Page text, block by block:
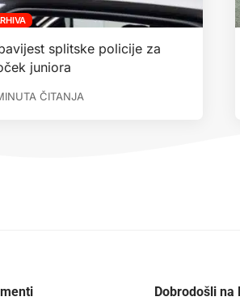
splitske policije za
juniora
ČITANJA
Dobrodošli